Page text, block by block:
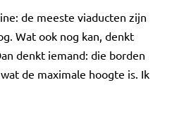
de meeste viaducten zijn
Wat ook nog kan, denkt
denkt iemand: die borden
de maximale hoogte is. Ik